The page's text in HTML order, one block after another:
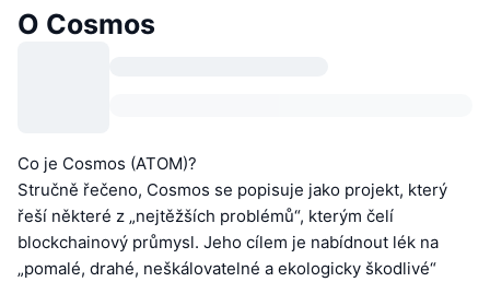
O Cosmos
Co je Cosmos (ATOM)?
Stručně řečeno, Cosmos se popisuje jako projekt, který
řeší některé z „nejtěžších problémů“, kterým čelí
blockchainový průmysl. Jeho cílem je nabídnout lék na
„pomalé, drahé, neškálovatelné a ekologicky škodlivé“